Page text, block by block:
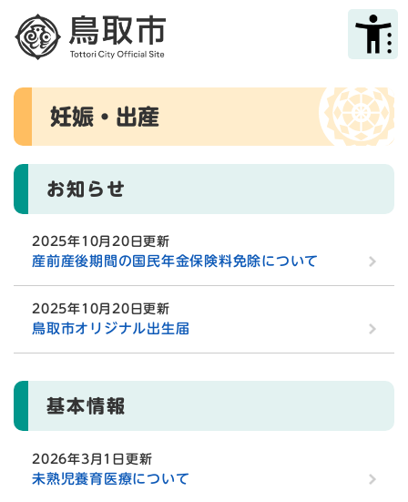
メニューを飛ばして本文へ
本
妊娠・出産
お知らせ
2025年10月20日更新
産前産後期間の国民年金保険料免除について
2025年10月20日更新
鳥取市オリジナル出生届
基本情報
2026年3月1日更新
未熟児養育医療について